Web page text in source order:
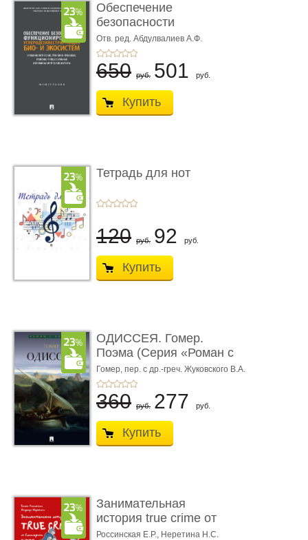
Обеспечение
безопасности
функционирования уг
...
Отв. ред. Абдулвалиев А.Ф.
650 руб. 501 руб.
Купить
Тетрадь для нот
120 руб. 92 руб.
Купить
ОДИССЕЯ. Гомер.
Поэма (Серия «Роман с
книгой»)
Гомер, пер. с др.-греч. Жуковского В.А.
360 руб. 277 руб.
Купить
Занимательная
история true crime от
Гиппократа до � ...
Россинская Е.Р., Неретина Н.С.